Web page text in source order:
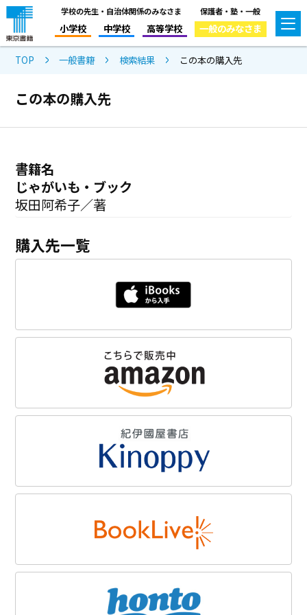
学校の先生・自治体関係のみなさま
小学校 中学校 高等学校
保護者・塾・一般
一般のみなさま
TOP 一般書籍 検索結果 この本の購入先
この本の購入先
書籍名
じゃがいも・ブック
坂田阿希子／著
購入先一覧